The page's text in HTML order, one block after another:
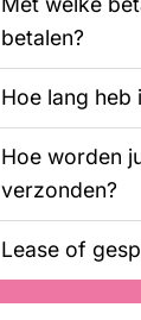
betalen?
Hoe lang heb
Hoe worden
verzonden?
Lease of